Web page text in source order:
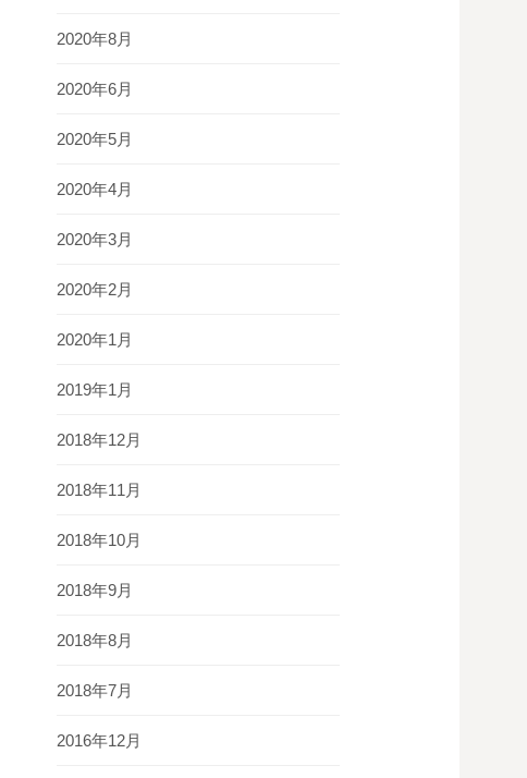
2020年8月
2020年6月
2020年5月
2020年4月
2020年3月
2020年2月
2020年1月
2019年1月
2018年12月
2018年11月
2018年10月
2018年9月
2018年8月
2018年7月
2016年12月